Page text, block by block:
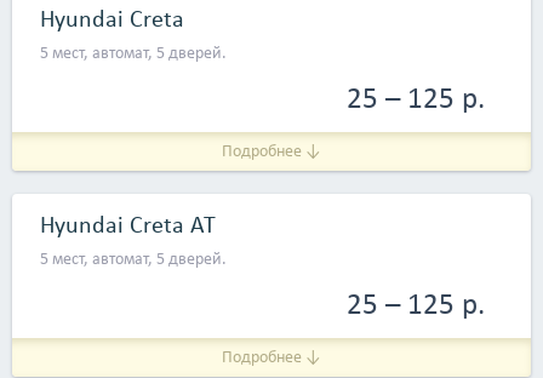
Hyundai Creta
5 мест, автомат, 5 дверей.
25 – 125 р.
Подробнее ↓
Hyundai Creta АТ
5 мест, автомат, 5 дверей.
25 – 125 р.
Подробнее ↓